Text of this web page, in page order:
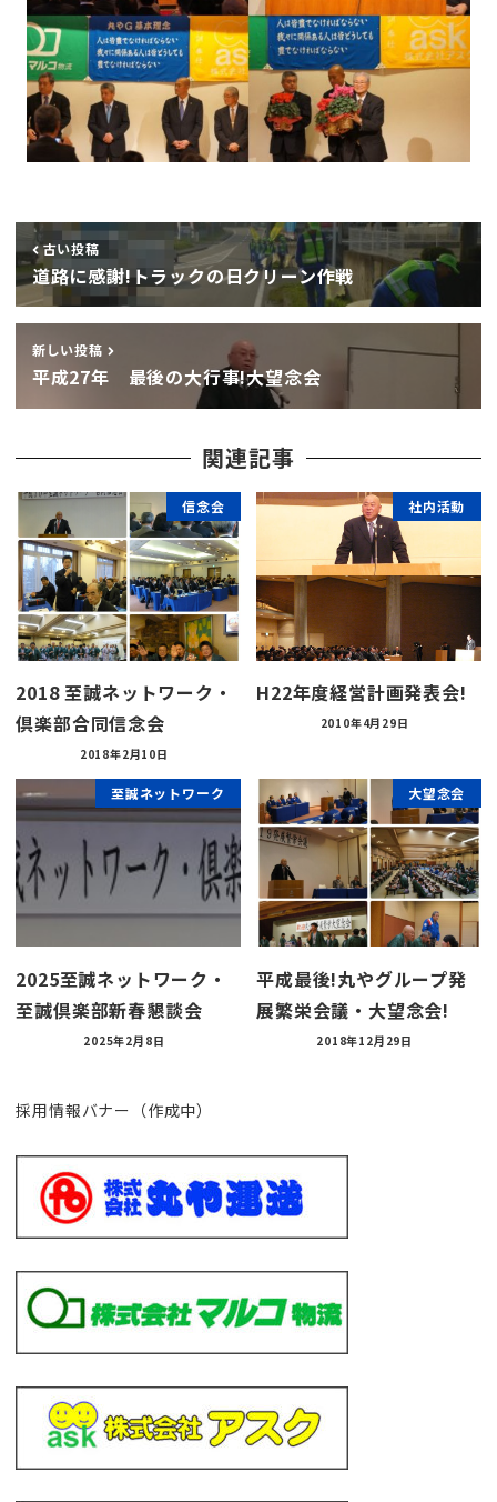
古い投稿
道路に感謝!トラックの日クリーン作戦
新しい投稿
平成27年 最後の大行事!大望念会
関連記事
信念会
2018 至誠ネットワーク・
倶楽部合同信念会
2018年2月10日
社内活動
H22年度経営計画発表会!
2010年4月29日
至誠ネットワーク
2025至誠ネットワーク・
至誠倶楽部新春懇談会
2025年2月8日
大望念会
平成最後!丸やグループ発
展繁栄会議・大望念会!
2018年12月29日
採用情報バナー（作成中）